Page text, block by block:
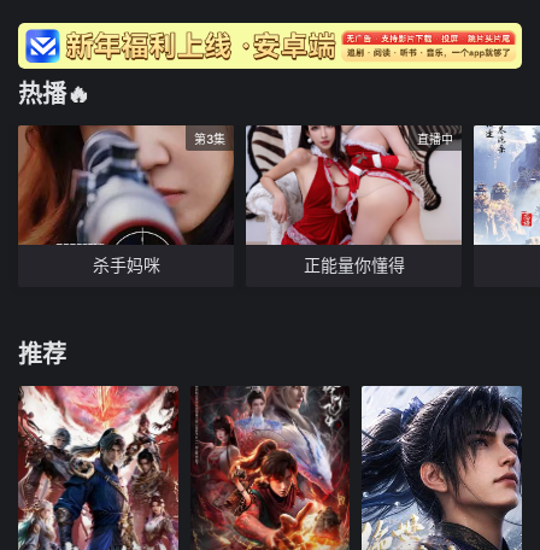
热播🔥
第3集
杀手妈咪
直播中
正能量你懂得
推荐